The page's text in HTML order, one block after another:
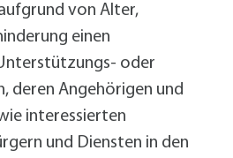
von Alter,
einen
oder
deren Angehörigen und
interessierten
und Diensten in den